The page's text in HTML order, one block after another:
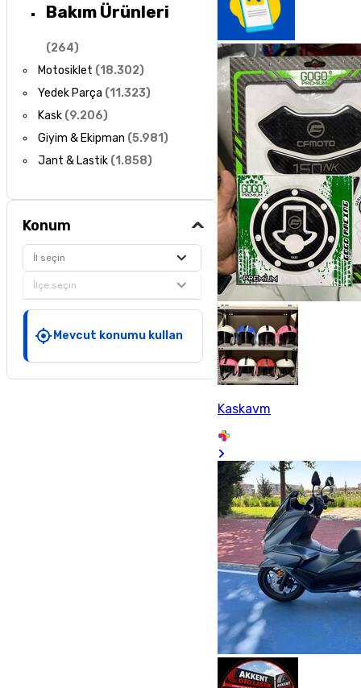
Bakım Ürünleri
(264)
Motosiklet (18.302)
Yedek Parça (11.323)
Kask (9.206)
Giyim & Ekipman (5.981)
Jant & Lastik (1.858)
Konum
İl seçin
İlçe seçin
Mevcut konumu kullan
Kaskavm